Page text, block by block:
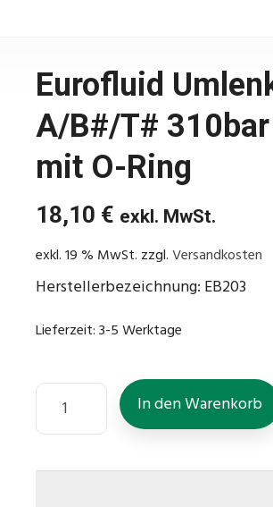
Eurofluid
A/B#/T#
mit O-Ring
18,10 € exkl. MwSt.
exkl. 19 % MwSt. zzgl.Versandkosten
Herstellerbezeichnung: EB203
Lieferzeit:3-5 Werktage
In den Warenkorb